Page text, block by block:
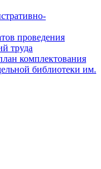
проведения
труда
комплектования
библиотеки им.